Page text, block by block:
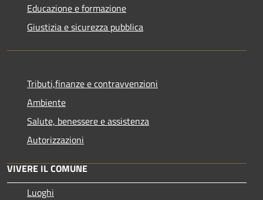
Educazione e formazione
Giustizia e sicurezza pubblica
Tributi,finanze e contravvenzioni
Ambiente
Salute, benessere e assistenza
Autorizzazioni
VIVERE IL COMUNE
Luoghi